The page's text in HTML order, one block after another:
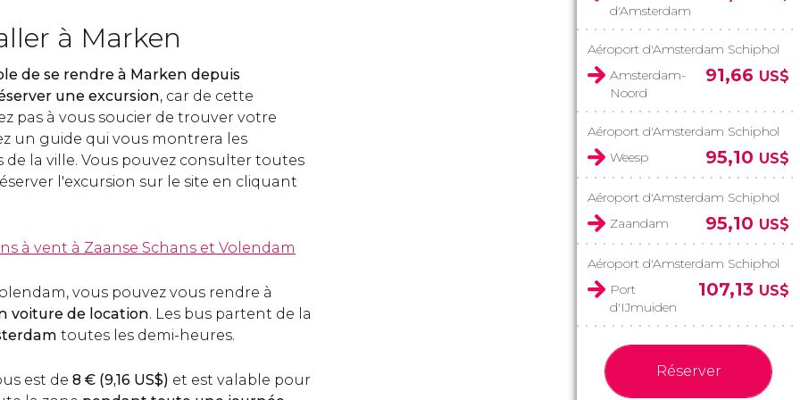
à Marken
de se rendre à Marken depuis
une excursion, car de cette
pas à vous soucier de trouver votre
un guide qui vous montrera les
de la ville. Vous pouvez consulter toutes
l'excursion sur le site en cliquant
à vent à Zaanse Schans et Volendam
vous pouvez vous rendre à
voiture de location. Les bus partent de la
toutes les demi-heures.
est de 8 € (9,16 US$) et est valable pour
d'Amsterdam
Aéroport d'Amsterdam Schiphol
Amsterdam-
Noord
91,66 US$
Aéroport d'Amsterdam Schiphol
Weesp
95,10 US$
Aéroport d'Amsterdam Schiphol
Zaandam
95,10 US$
Aéroport d'Amsterdam Schiphol
Port
d'IJmuiden
107,13 US$
Réserver